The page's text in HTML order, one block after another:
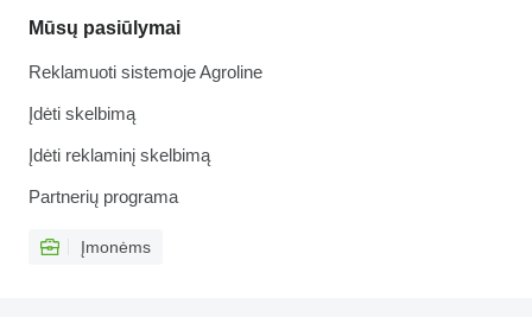
Mūsų pasiūlymai
Reklamuoti sistemoje Agroline
Įdėti skelbimą
Įdėti reklaminį skelbimą
Partnerių programa
Įmonėms